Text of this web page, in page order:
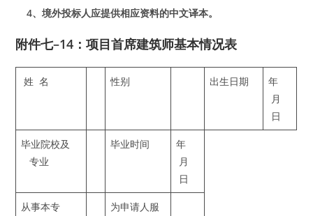
4、境外投标人应提供相应资料的中文译本。
附件七–14：项目首席建筑师基本情况表
姓 名 性别 出生日期
年
月
日
毕业院校及
专业
毕业时间
年
月
日
从事本专
为申请人服